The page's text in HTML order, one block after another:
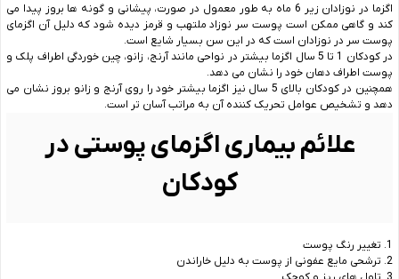
اگزما در نوزادان زیر 6 ماه به طور معمول در صورت، پیشانی و گونه ها بروز پیدا می
کند و گاهی ممکن است پوست سر نوزاد ملتهب و قرمز دیده شود که دلیل آن اگزمای
پوست سر در نوزادان است که در این سن بسیار شایع است.
در کودکان 1 تا 5 سال اگزما بیشتر در نواحی مانند آرنج، زانو، چین خوردگی اطراف پلک و
پوست اطراف دهان خود را نشان می دهد.
همچنین در کودکان بالای 5 سال نیز اگزما بیشتر خود را روی آرنج و زانو بروز نشان می
دهد و تشخیص عوامل تحریک کننده آن به مراتب آسان تر است.
علائم بیماری اگزمای پوستی در
کودکان
1. تغییر رنگ پوست
2. ترشحی مایع عفونی از پوست به دلیل خاراندن